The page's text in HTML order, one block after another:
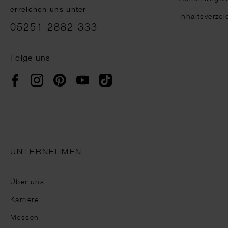
erreichen uns unter
05251 2882 333
Folge uns
FacebookInstagramPinterestYouTubeTikTok
UNTERNEHMEN
Über uns
Karriere
Messen